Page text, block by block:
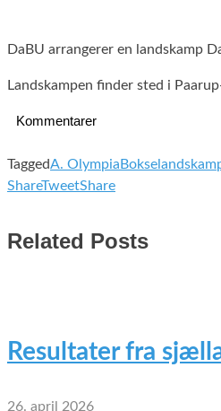
DaBU arrangerer en landskamp
Landskampen finder sted i
Kommentarer
TaggedA. Olympia
ShareTweetShare
Related Posts
Resultater fra
26. april 2026